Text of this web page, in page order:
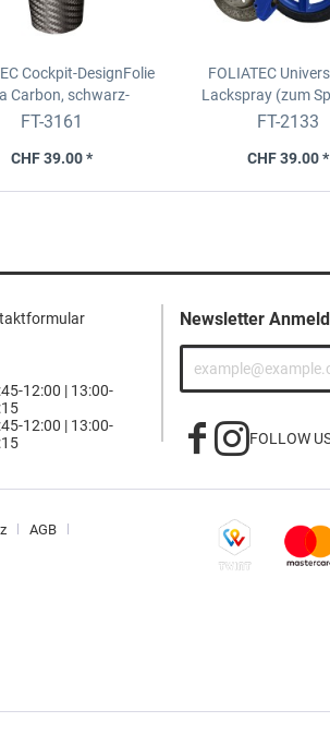
Cockpit-DesignFolie
Carbon, schwarz-
152x20cm
FT-3161
CHF 39.00 *
FOLIATEC
Lackspray (zum
Farbe: blau, 400
FT-2133
CHF 39.00 *
12:00 | 13:00-
12:00 | 13:00-
Newsletter
FOLLOW
AGB